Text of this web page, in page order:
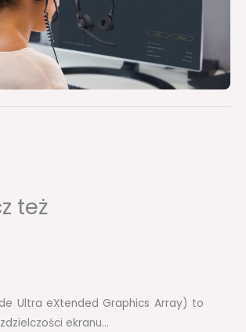
też
Ultra eXtended Graphics Array) to
ekranu…